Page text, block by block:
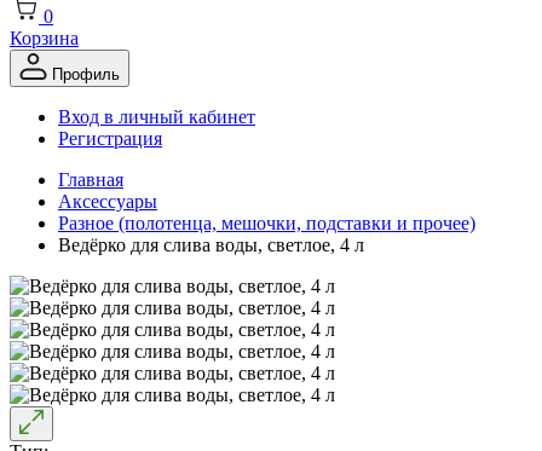
0
Корзина
Профиль
Вход в личный кабинет
Регистрация
Главная
Аксессуары
Разное (полотенца, мешочки, подставки и прочее)
Ведёрко для слива воды, светлое, 4 л